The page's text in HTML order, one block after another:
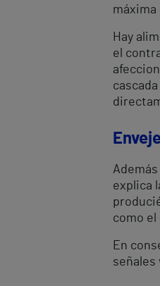
máxima
Hay
el
explica
como el
En
señales